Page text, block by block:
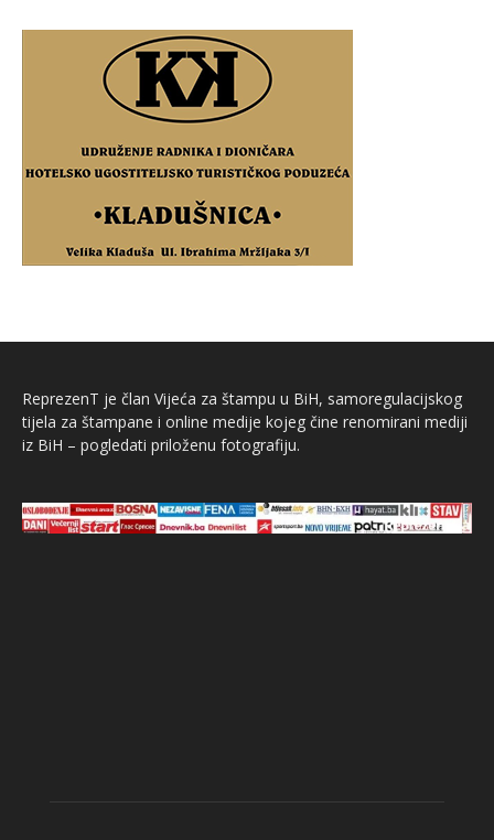
ReprezenT je član Vijeća za štampu u BiH, samoregulacijskog
tijela za štampane i online medije kojeg čine renomirani mediji
iz BiH – pogledati priloženu fotografiju.